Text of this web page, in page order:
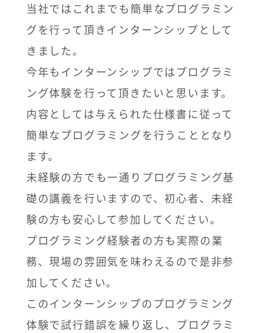
当社ではこれまでも簡単なプログラミン
グを行って頂きインターンシップとして
きました。
今年もインターンシップではプログラミ
ング体験を行って頂きたいと思います。
内容としては与えられた仕様書に従って
簡単なプログラミングを行うこととなり
ます。
未経験の方でも一通りプログラミング基
礎の講義を行いますので、初心者、未経
験の方も安心して参加してください。
プログラミング経験者の方も実際の業
務、現場の雰囲気を味わえるので是非参
加してください。
このインターンシップのプログラミング
体験で試行錯誤を繰り返し、プログラミ